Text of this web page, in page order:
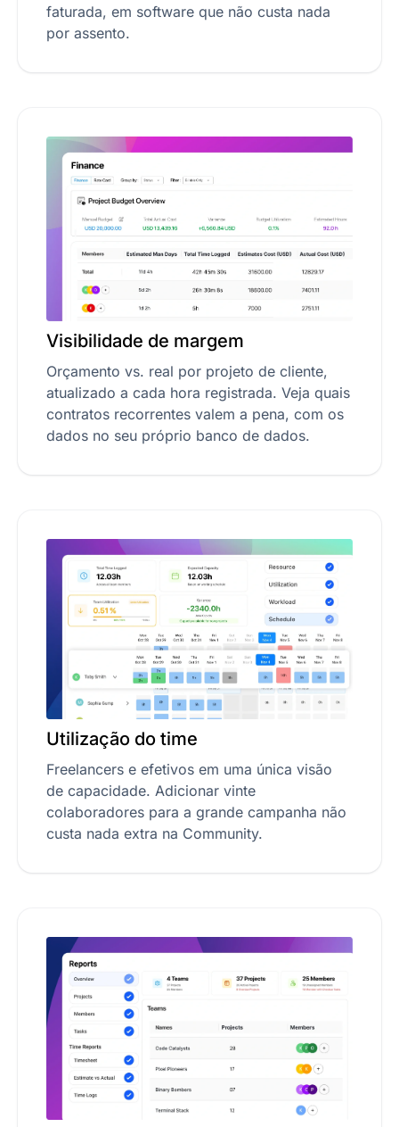
faturada, em software que não custa nada
por assento.
Visibilidade de margem
Orçamento vs. real por projeto de cliente,
atualizado a cada hora registrada. Veja quais
contratos recorrentes valem a pena, com os
dados no seu próprio banco de dados.
Utilização do time
Freelancers e efetivos em uma única visão
de capacidade. Adicionar vinte
colaboradores para a grande campanha não
custa nada extra na Community.